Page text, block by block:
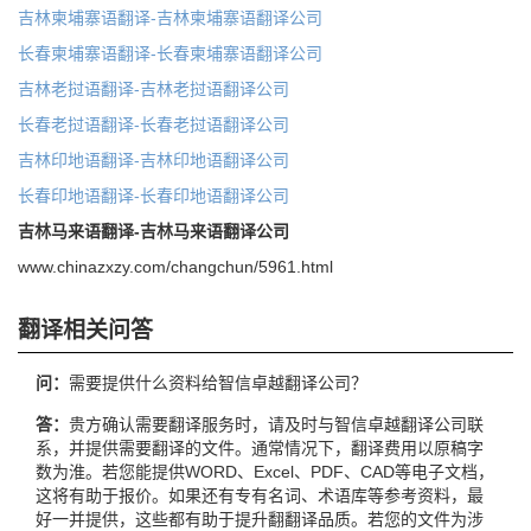
吉林柬埔寨语翻译-吉林柬埔寨语翻译公司
长春柬埔寨语翻译-长春柬埔寨语翻译公司
吉林老挝语翻译-吉林老挝语翻译公司
长春老挝语翻译-长春老挝语翻译公司
吉林印地语翻译-吉林印地语翻译公司
长春印地语翻译-长春印地语翻译公司
吉林马来语翻译-吉林马来语翻译公司
www.chinazxzy.com/changchun/5961.html
翻译相关问答
问： 需要提供什么资料给智信卓越翻译公司？
答： 贵方确认需要翻译服务时，请及时与智信卓越翻译公司联
系，并提供需要翻译的文件。通常情况下，翻译费用以原稿字
数为淮。若您能提供WORD、Excel、PDF、CAD等电子文档，
这将有助于报价。如果还有专有名词、术语库等参考资料，最
好一并提供，这些都有助于提升翻翻译品质。若您的文件为涉